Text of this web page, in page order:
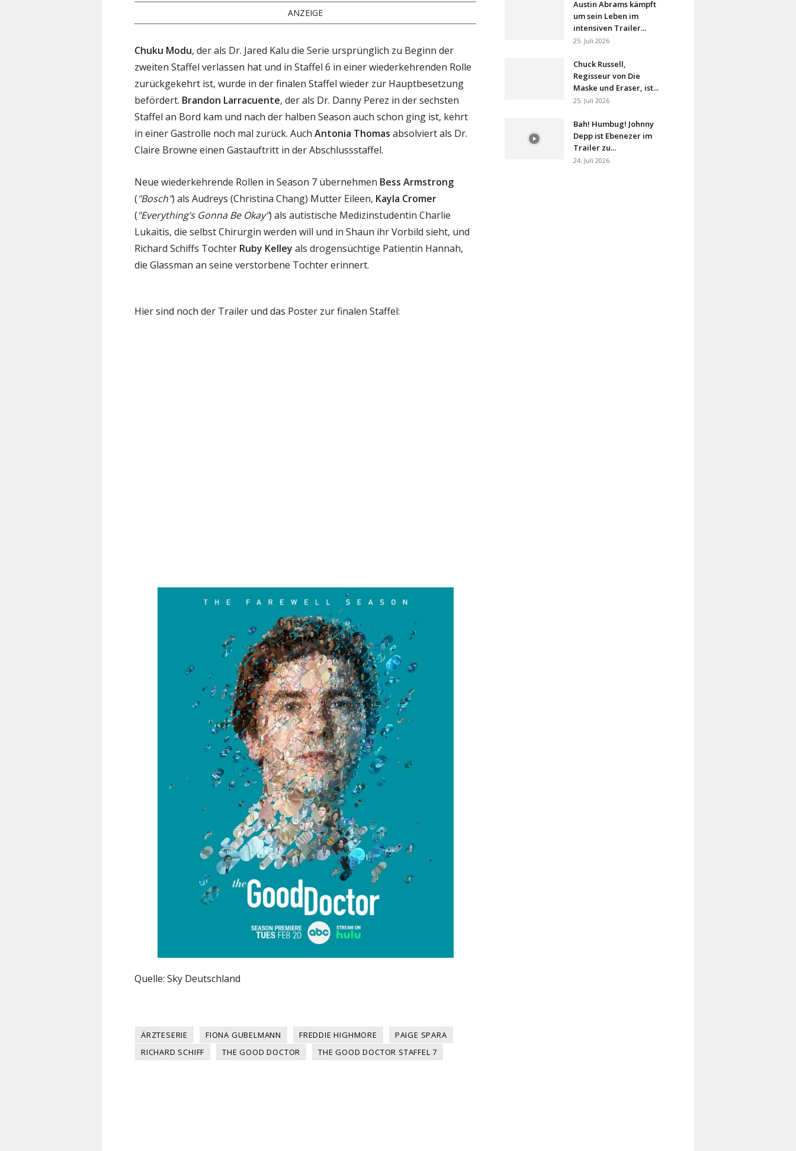
ANZEIGE
Chuku Modu, der als Dr. Jared Kalu die Serie ursprünglich zu Beginn der
zweiten Staffel verlassen hat und in Staffel 6 in einer wiederkehrenden Rolle
zurückgekehrt ist, wurde in der finalen Staffel wieder zur Hauptbesetzung
befördert. Brandon Larracuente, der als Dr. Danny Perez in der sechsten
Staffel an Bord kam und nach der halben Season auch schon ging ist, kehrt
in einer Gastrolle noch mal zurück. Auch Antonia Thomas absolviert als Dr.
Claire Browne einen Gastauftritt in der Abschlussstaffel.
Neue wiederkehrende Rollen in Season 7 übernehmen Bess Armstrong
("Bosch") als Audreys (Christina Chang) Mutter Eileen, Kayla Cromer
("Everything’s Gonna Be Okay") als autistische Medizinstudentin Charlie
Lukaitis, die selbst Chirurgin werden will und in Shaun ihr Vorbild sieht, und
Richard Schiffs Tochter Ruby Kelley als drogensüchtige Patientin Hannah,
die Glassman an seine verstorbene Tochter erinnert.
Hier sind noch der Trailer und das Poster zur finalen Staffel:
Quelle: Sky Deutschland
ÄRZTESERIE FIONA GUBELMANN FREDDIE HIGHMORE
PAIGE SPARA
RICHARD SCHIFF
THE GOOD DOCTOR THE GOOD DOCTOR STAFFEL 7
Austin Abrams kämpft
um sein Leben im
intensiven Trailer...
25. Juli 2026
Chuck Russell,
Regisseur von Die
Maske und Eraser, ist...
25. Juli 2026
Bah! Humbug! Johnny
Depp ist Ebenezer im
Trailer zu...
24. Juli 2026